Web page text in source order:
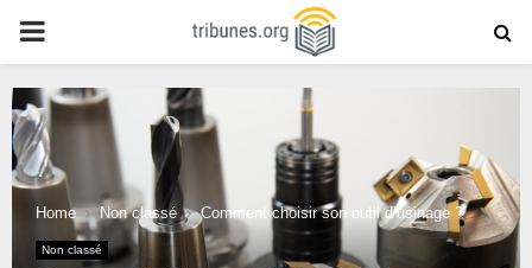
PRIMARY
MENU
Home Non classé Comment choisir son outil d’usinage ?
Non classé